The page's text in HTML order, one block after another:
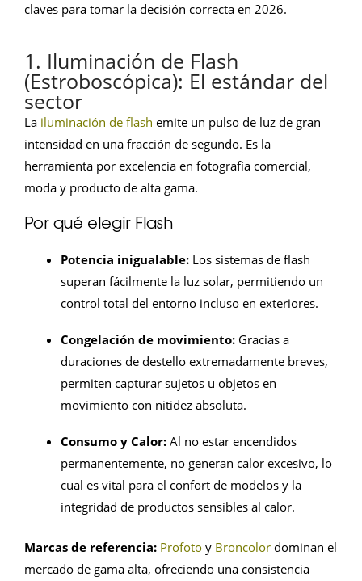
claves para tomar la decisión correcta en 2026.
1. Iluminación de Flash
(Estroboscópica): El estándar del
sector
La iluminación de flash emite un pulso de luz de gran
intensidad en una fracción de segundo. Es la
herramienta por excelencia en fotografía comercial,
moda y producto de alta gama.
Por qué elegir Flash
Potencia inigualable: Los sistemas de flash
superan fácilmente la luz solar, permitiendo un
control total del entorno incluso en exteriores.
Congelación de movimiento: Gracias a
duraciones de destello extremadamente breves,
permiten capturar sujetos u objetos en
movimiento con nitidez absoluta.
Consumo y Calor: Al no estar encendidos
permanentemente, no generan calor excesivo, lo
cual es vital para el confort de modelos y la
integridad de productos sensibles al calor.
Marcas de referencia: Profoto y Broncolor dominan el
mercado de gama alta, ofreciendo una consistencia